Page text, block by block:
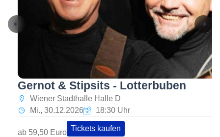
Gernot & Stipsits - Lotterbuben
Wiener Stadthalle Halle D
Mi., 30.12.2026
18:30 Uhr
ab 59,50 Euro Tickets kaufen